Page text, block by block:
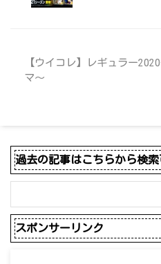
【ウイコレ】レギュラー
マ～
過去の記事はこちらから検
スポンサーリンク